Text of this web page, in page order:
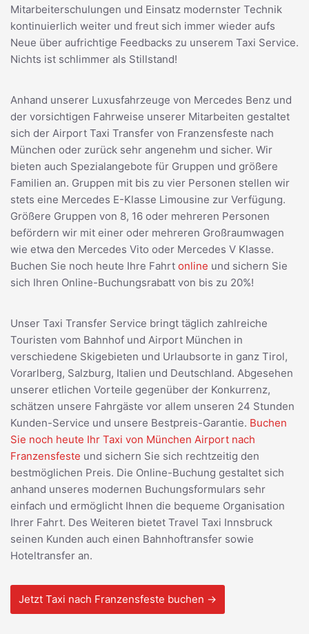
Mitarbeiterschulungen und Einsatz modernster Technik
kontinuierlich weiter und freut sich immer wieder aufs
Neue über aufrichtige Feedbacks zu unserem Taxi Service.
Nichts ist schlimmer als Stillstand!
Anhand unserer Luxusfahrzeuge von Mercedes Benz und
der vorsichtigen Fahrweise unserer Mitarbeiten gestaltet
sich der Airport Taxi Transfer von Franzensfeste nach
München oder zurück sehr angenehm und sicher. Wir
bieten auch Spezialangebote für Gruppen und größere
Familien an. Gruppen mit bis zu vier Personen stellen wir
stets eine Mercedes E-Klasse Limousine zur Verfügung.
Größere Gruppen von 8, 16 oder mehreren Personen
befördern wir mit einer oder mehreren Großraumwagen
wie etwa den Mercedes Vito oder Mercedes V Klasse.
Buchen Sie noch heute Ihre Fahrt online und sichern Sie
sich Ihren Online-Buchungsrabatt von bis zu 20%!
Unser Taxi Transfer Service bringt täglich zahlreiche
Touristen vom Bahnhof und Airport München in
verschiedene Skigebieten und Urlaubsorte in ganz Tirol,
Vorarlberg, Salzburg, Italien und Deutschland. Abgesehen
unserer etlichen Vorteile gegenüber der Konkurrenz,
schätzen unsere Fahrgäste vor allem unseren 24 Stunden
Kunden-Service und unsere Bestpreis-Garantie. Buchen
Sie noch heute Ihr Taxi von München Airport nach
Franzensfeste und sichern Sie sich rechtzeitig den
bestmöglichen Preis. Die Online-Buchung gestaltet sich
anhand unseres modernen Buchungsformulars sehr
einfach und ermöglicht Ihnen die bequeme Organisation
Ihrer Fahrt. Des Weiteren bietet Travel Taxi Innsbruck
seinen Kunden auch einen Bahnhoftransfer sowie
Hoteltransfer an.
Jetzt Taxi nach Franzensfeste buchen →